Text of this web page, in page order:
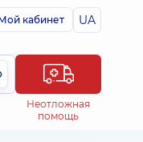
кабинет UA
Неотложная
помощь